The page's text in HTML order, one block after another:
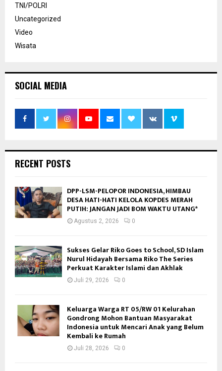
TNI/POLRI
Uncategorized
Video
Wisata
SOCIAL MEDIA
RECENT POSTS
DPP-LSM-PELOPOR INDONESIA, HIMBAU
DESA HATI-HATI KELOLA KOPDES MERAH
PUTIH: JANGAN JADI BOM WAKTU UTANG*
Agustus 2, 2026 0
Sukses Gelar Riko Goes to School, SD Islam
Nurul Hidayah Bersama Riko The Series
Perkuat Karakter Islami dan Akhlak
Juli 29, 2026 0
Keluarga Warga RT 05/RW 01 Kelurahan
Gondrong Mohon Bantuan Masyarakat
Indonesia untuk Mencari Anak yang Belum
Kembali ke Rumah
Juli 28, 2026 0